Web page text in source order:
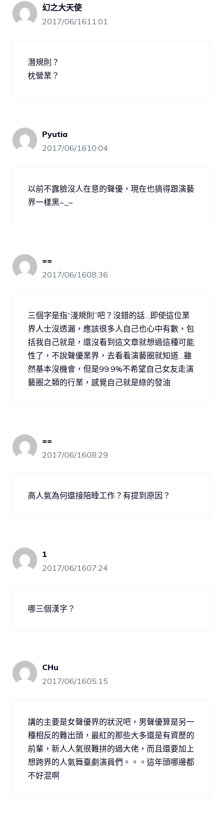
幻之大天使
2017/06/1611:01
潛規則？
枕營業？
Pyutia
2017/06/1610:04
以前不露臉沒人在意的聲優，現在也搞得跟演藝
界一樣黑~_~
==
2017/06/1608:36
三個字是指“淺規則”吧？沒錯的話…即使這位業
界人士沒透漏，應該很多人自己也心中有數，包
括我自己就是，還沒看到這文章就想過這種可能
性了，不說聲優業界，去看看演藝圈就知道…雖
然基本沒機會，但是99.9%不希望自己女友走演
藝圈之類的行業，感覺自己就是綠的發油
==
2017/06/1608:29
高人氣為何還接陪睡工作？有提到原因？
1
2017/06/1607:24
哪三個漢字？
CHu
2017/06/1605:15
講的主要是女聲優界的狀況吧，男聲優算是另一
種相反的難出頭，最紅的那些大多還是有資歷的
前輩，新人人氣很難拼的過大佬，而且還要加上
想跨界的人氣舞臺劇演員們。。。這年頭哪邊都
不好混啊